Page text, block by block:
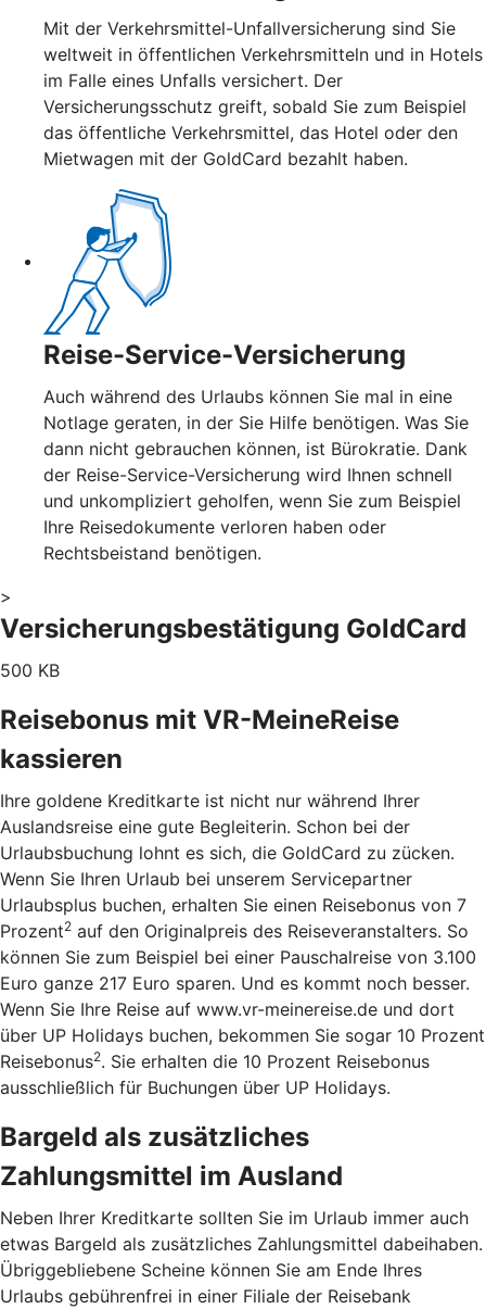
Mit der Verkehrsmittel-Unfallversicherung sind Sie
weltweit in öffentlichen Verkehrsmitteln und in Hotels
im Falle eines Unfalls versichert. Der
Versicherungsschutz greift, sobald Sie zum Beispiel
das öffentliche Verkehrsmittel, das Hotel oder den
Mietwagen mit der GoldCard bezahlt haben.
Reise-Service-Versicherung
Auch während des Urlaubs können Sie mal in eine
Notlage geraten, in der Sie Hilfe benötigen. Was Sie
dann nicht gebrauchen können, ist Bürokratie. Dank
der Reise-Service-Versicherung wird Ihnen schnell
und unkompliziert geholfen, wenn Sie zum Beispiel
Ihre Reisedokumente verloren haben oder
Rechtsbeistand benötigen.
>
Versicherungsbestätigung GoldCard
500 KB
Reisebonus mit VR-MeineReise
kassieren
Ihre goldene Kreditkarte ist nicht nur während Ihrer
Auslandsreise eine gute Begleiterin. Schon bei der
Urlaubsbuchung lohnt es sich, die GoldCard zu zücken.
Wenn Sie Ihren Urlaub bei unserem Servicepartner
Urlaubsplus buchen, erhalten Sie einen Reisebonus von 7
Prozent2 auf den Originalpreis des Reiseveranstalters. So
können Sie zum Beispiel bei einer Pauschalreise von 3.100
Euro ganze 217 Euro sparen. Und es kommt noch besser.
Wenn Sie Ihre Reise auf www.vr-meinereise.de und dort
über UP Holidays buchen, bekommen Sie sogar 10 Prozent
Reisebonus2. Sie erhalten die 10 Prozent Reisebonus
ausschließlich für Buchungen über UP Holidays.
Bargeld als zusätzliches
Zahlungsmittel im Ausland
Neben Ihrer Kreditkarte sollten Sie im Urlaub immer auch
etwas Bargeld als zusätzliches Zahlungsmittel dabeihaben.
Übriggebliebene Scheine können Sie am Ende Ihres
Urlaubs gebührenfrei in einer Filiale der Reisebank